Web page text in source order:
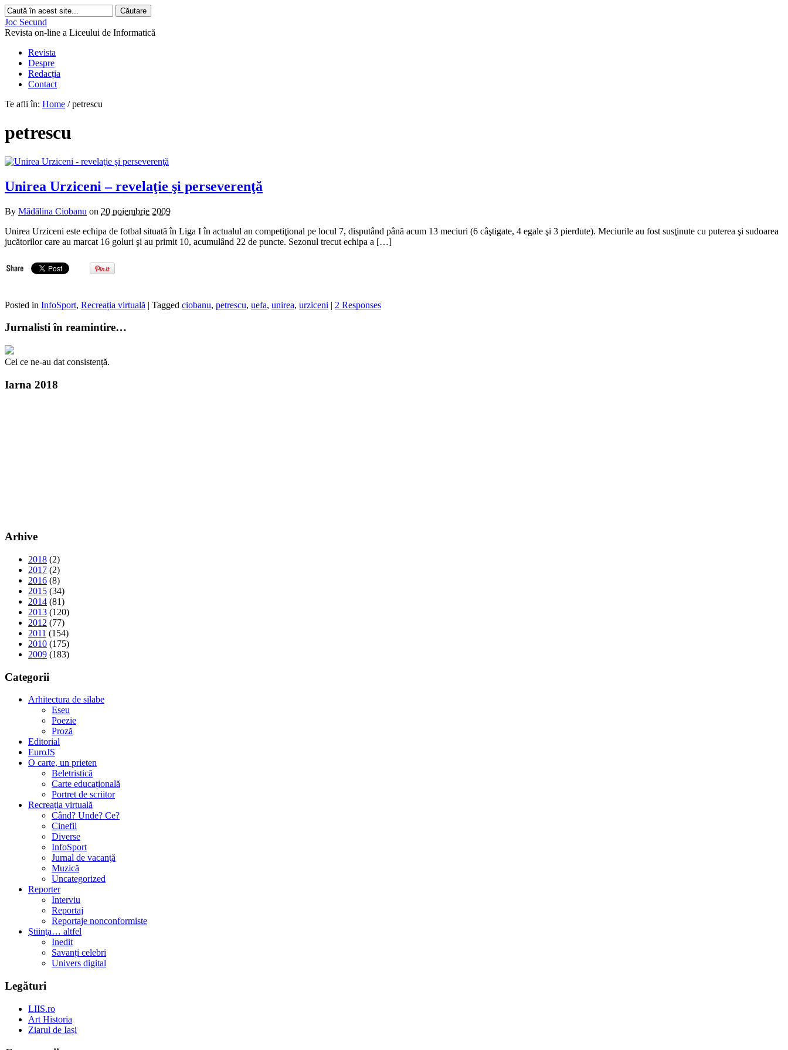
Joc Secund
Revista on-line a Liceului de Informatică
Revista
Despre
Redacția
Contact
Te afli în: Home / petrescu
petrescu
Unirea Urziceni – revelaţie şi perseverenţă
By Mădălina Ciobanu on 20 noiembrie 2009
Unirea Urziceni este echipa de fotbal situată în Liga I în actualul an competiţional pe locul 7, disputând până acum 13 meciuri (6 câştigate, 4 egale şi 3 pierdute). Meciurile au fost susţinute cu puterea şi sudoarea
jucătorilor care au marcat 16 goluri şi au primit 10, acumulând 22 de puncte. Sezonul trecut echipa a […]
Posted in InfoSport, Recreația virtuală | Tagged ciobanu, petrescu, uefa, unirea, urziceni | 2 Responses
Jurnalisti în reamintire…
Cei ce ne-au dat consistență.
Iarna 2018
Arhive
2018 (2)
2017 (2)
2016 (8)
2015 (34)
2014 (81)
2013 (120)
2012 (77)
2011 (154)
2010 (175)
2009 (183)
Categorii
Arhitectura de silabe
Eseu
Poezie
Proză
Editorial
EuroJS
O carte, un prieten
Beletristică
Carte educațională
Portret de scriitor
Recreația virtuală
Când? Unde? Ce?
Cinefil
Diverse
InfoSport
Jurnal de vacanţă
Muzică
Uncategorized
Reporter
Interviu
Reportaj
Reportaje nonconformiste
Ştiinţa… altfel
Inedit
Savanți celebri
Univers digital
Legături
LIIS.ro
Art Historia
Ziarul de Iași